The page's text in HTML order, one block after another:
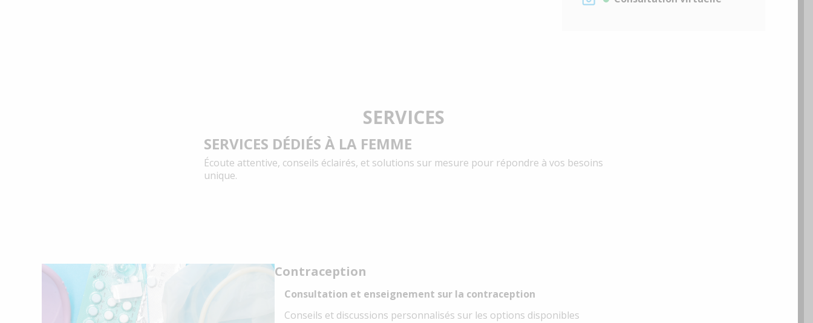
SERVICES
SERVICES DÉDIÉS À LA FEMME
Écoute attentive, conseils éclairés, et solutions sur mesure pour répondre à vos besoins
unique.
Contraception
Consultation et enseignement sur la contraception
Conseils et discussions personnalisés sur les options disponibles